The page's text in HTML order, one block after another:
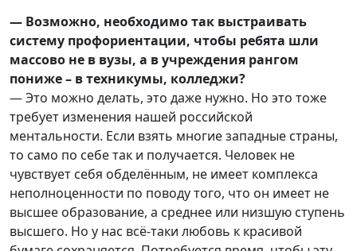
— Возможно, необходимо так выстраивать
систему профориентации, чтобы ребята шли
массово не в вузы, а в учреждения рангом
пониже – в техникумы, колледжи?
— Это можно делать, это даже нужно. Но это тоже
требует изменения нашей российской
ментальности. Если взять многие западные страны,
то само по себе так и получается. Человек не
чувствует себя обделённым, не имеет комплекса
неполноценности по поводу того, что он имеет не
высшее образование, а среднее или низшую ступень
высшего. Но у нас всё-таки любовь к красивой